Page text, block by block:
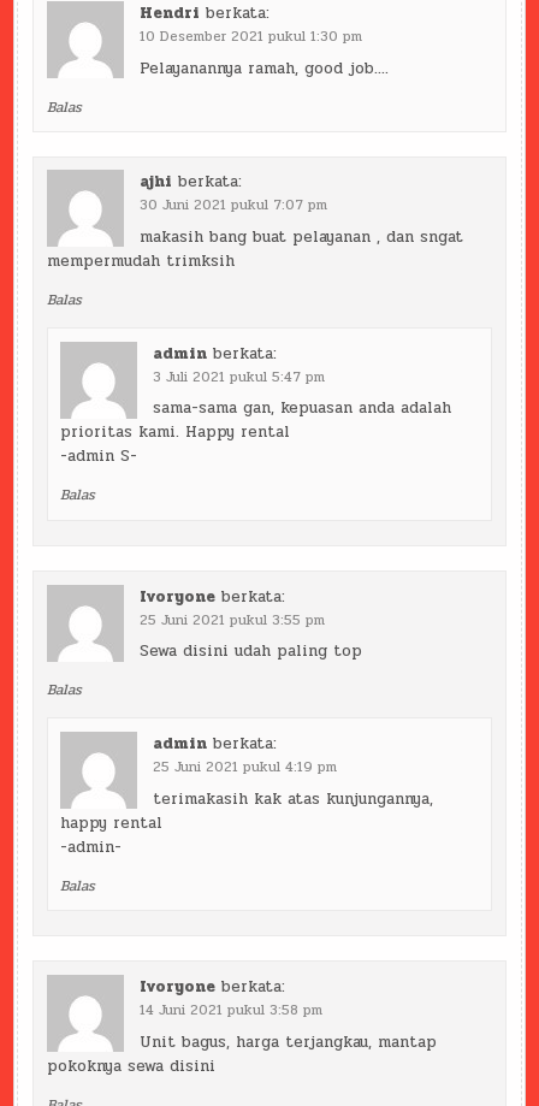
Hendri berkata:
10 Desember 2021 pukul 1:30 pm
Pelayanannya ramah, good job….
Balas
ajhi berkata:
30 Juni 2021 pukul 7:07 pm
makasih bang buat pelayanan , dan sngat
mempermudah trimksih
Balas
admin berkata:
3 Juli 2021 pukul 5:47 pm
sama-sama gan, kepuasan anda adalah
prioritas kami. Happy rental
-admin S-
Balas
Ivoryone berkata:
25 Juni 2021 pukul 3:55 pm
Sewa disini udah paling top
Balas
admin berkata:
25 Juni 2021 pukul 4:19 pm
terimakasih kak atas kunjungannya,
happy rental
-admin-
Balas
Ivoryone berkata:
14 Juni 2021 pukul 3:58 pm
Unit bagus, harga terjangkau, mantap
pokoknya sewa disini